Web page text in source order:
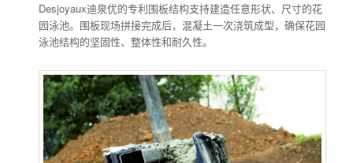
Desjoyaux迪泉优的专利围板结构支持建造任意形状、尺寸的花
园泳池。围板现场拼接完成后，混凝土一次浇筑成型，确保花园
泳池结构的坚固性、整体性和耐久性。